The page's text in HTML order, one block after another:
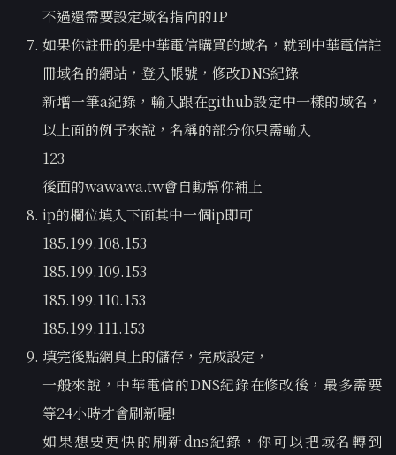
不過還需要設定域名指向的IP
如果你註冊的是中華電信購買的域名，就到中華電信註
冊域名的網站，登入帳號，修改DNS紀錄
新增一筆a紀錄，輸入跟在github設定中一樣的域名，
以上面的例子來說，名稱的部分你只需輸入
123
後面的wawawa.tw會自動幫你補上
ip的欄位填入下面其中一個ip即可
185.199.108.153
185.199.109.153
185.199.110.153
185.199.111.153
填完後點網頁上的儲存，完成設定，
一般來說，中華電信的DNS紀錄在修改後，最多需要
等24小時才會刷新喔!
如果想要更快的刷新dns紀錄，你可以把域名轉到